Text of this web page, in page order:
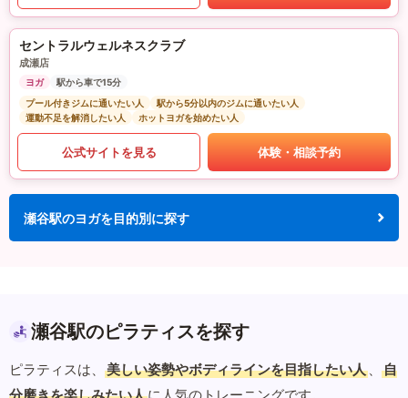
セントラルウェルネスクラブ
成瀬店
ヨガ
駅から車で15分
プール付きジムに通いたい人
駅から5分以内のジムに通いたい人
運動不足を解消したい人
ホットヨガを始めたい人
公式サイトを見る 体験・相談予約
瀬谷駅のヨガを目的別に探す
瀬谷駅のピラティスを探す
ピラティスは、 美しい姿勢やボディラインを目指したい人 、
自